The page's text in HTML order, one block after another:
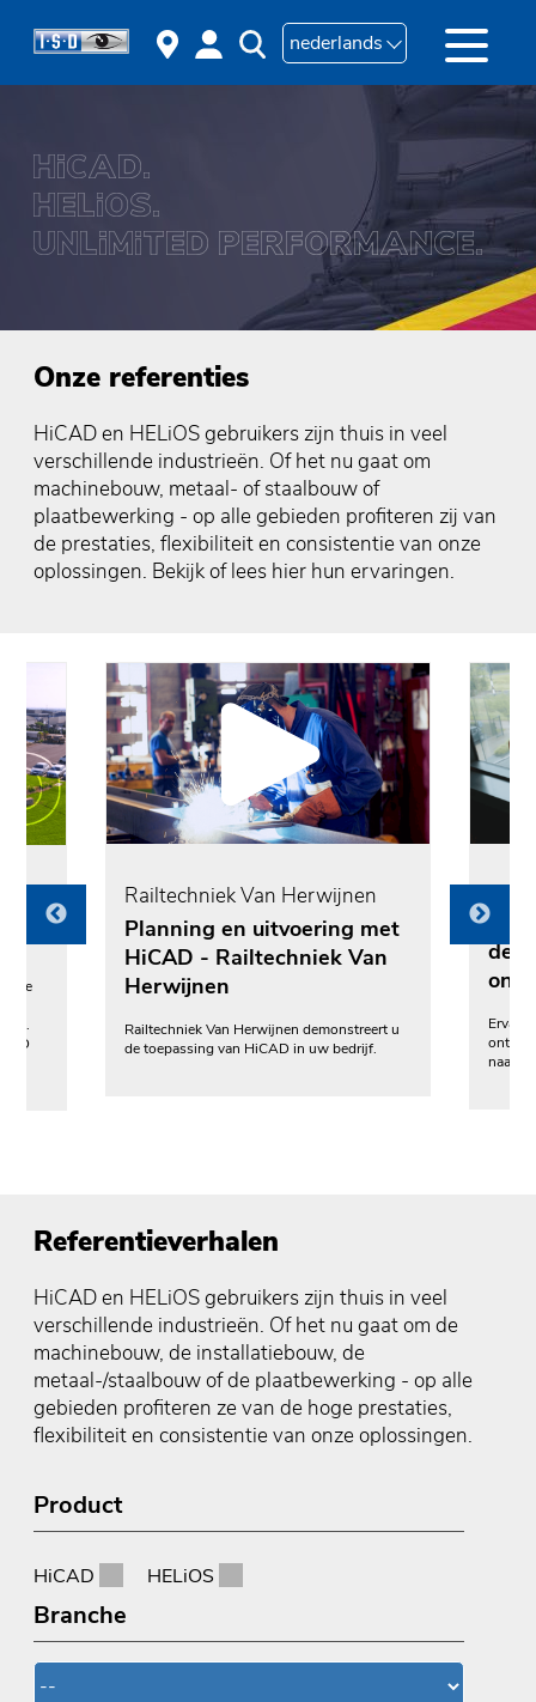
nederlands
Onze referenties
HiCAD en HELiOS gebruikers zijn thuis in veel
verschillende industrieën. Of het nu gaat om
machinebouw, metaal- of staalbouw of
plaatbewerking - op alle gebieden profiteren zij van
de prestaties, flexibiliteit en consistentie van onze
oplossingen. Bekijk of lees hier hun ervaringen.
3D
Railtechniek Van Herwijnen
Planning en uitvoering met
HiCAD - Railtechniek Van
Herwijnen
Railtechniek Van Herwijnen demonstreert u
de toepassing van HiCAD in uw bedrijf.
de
Ervaar
Referentieverhalen
HiCAD en HELiOS gebruikers zijn thuis in veel
verschillende industrieën. Of het nu gaat om de
machinebouw, de installatiebouw, de
metaal-/staalbouw of de plaatbewerking - op alle
gebieden profiteren ze van de hoge prestaties,
flexibiliteit en consistentie van onze oplossingen.
Product
HiCAD HELiOS
Branche